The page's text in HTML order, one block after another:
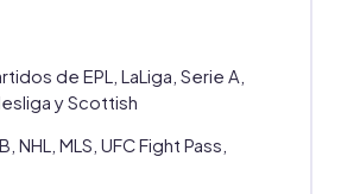
de EPL, LaLiga, Serie A,
y Scottish
NHL, MLS, UFC Fight Pass,